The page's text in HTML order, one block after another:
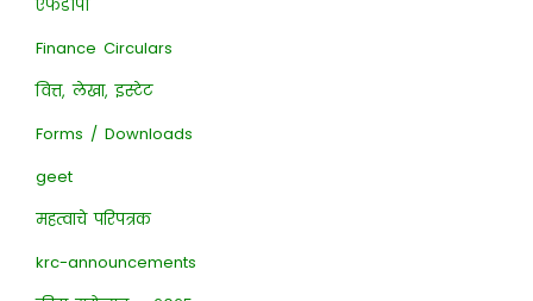
एफडीपी
Finance Circulars
वित्त, लेखा, इस्टेट
Forms / Downloads
geet
महत्वाचे परिपत्रक
krc-announcements